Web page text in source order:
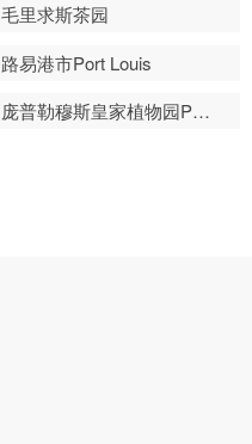
毛里求斯茶园
路易港市Port Louis
庞普勒穆斯皇家植物园Pamplemousses Botanic